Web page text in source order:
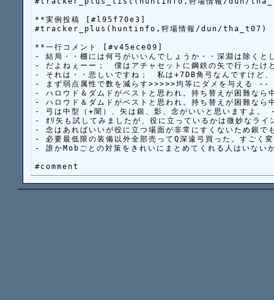
**実例投稿 [#l95f70e3]
#tracker_plus(huntinfo,狩場情報/dun/tha_t07)
**一行コメント [#v45ece09]
- 結局・・棚には何弓がいいんでしょうか・・深淵は
- だよねぇーー；　僕はアチャセットに鋼鉄の矢で行
- それは・・悲しいですね；　私は+7DB角弓なんで
- まず弱点属性で数を減らす>>>>>均等にダメを与
- ハロウド＆ダムドがベストと思われ。持ち替えが困難
- ハロウド＆ダムドがベストと思われ。持ち替えが困難
- 弓は中型（+闇）、矢は銀、影、念がいいと思いま
- ｵﾘ矢も試してみましたが、役に立っているかは微妙
- 念はあればいいが役に立つ場面が非常にすくないた
- 必要最低限の装備以外全部売ってQ深遠弓買った。
- 誰かMobごとの対策をきれいにまとめてくれる人